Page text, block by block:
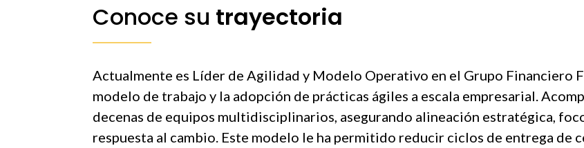
Conoce su trayectoria
Actualmente es Líder de Agilidad y Modelo Operativo en el Grupo Financiero
modelo de trabajo y la adopción de prácticas ágiles a escala empresarial.
decenas de equipos multidisciplinarios, asegurando alineación estratégica,
respuesta al cambio. Este modelo le ha permitido reducir ciclos de entrega de